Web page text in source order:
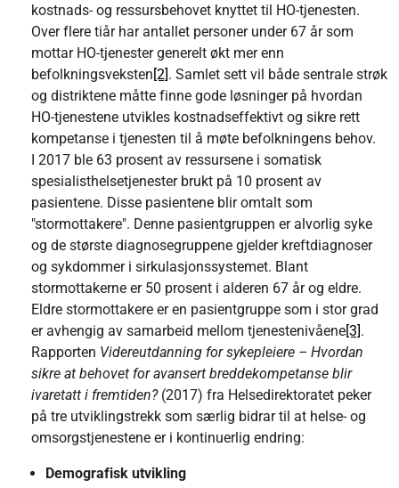
kostnads- og ressursbehovet knyttet til HO-tjenesten.
Over flere tiår har antallet personer under 67 år som
mottar HO-tjenester generelt økt mer enn
befolkningsveksten[2]. Samlet sett vil både sentrale strøk
og distriktene måtte finne gode løsninger på hvordan
HO-tjenestene utvikles kostnadseffektivt og sikre rett
kompetanse i tjenesten til å møte befolkningens behov.
I 2017 ble 63 prosent av ressursene i somatisk
spesialisthelsetjenester brukt på 10 prosent av
pasientene. Disse pasientene blir omtalt som
"stormottakere". Denne pasientgruppen er alvorlig syke
og de største diagnosegruppene gjelder kreftdiagnoser
og sykdommer i sirkulasjonssystemet. Blant
stormottakerne er 50 prosent i alderen 67 år og eldre.
Eldre stormottakere er en pasientgruppe som i stor grad
er avhengig av samarbeid mellom tjenestenivåene[3].
Rapporten Videreutdanning for sykepleiere – Hvordan
sikre at behovet for avansert breddekompetanse blir
ivaretatt i fremtiden?(2017) fra Helsedirektoratet peker
på tre utviklingstrekk som særlig bidrar til at helse- og
omsorgstjenestene er i kontinuerlig endring:
Demografisk utvikling